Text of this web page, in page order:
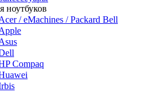
ноутбуков
/ eMachines / Packard Bell
Compaq